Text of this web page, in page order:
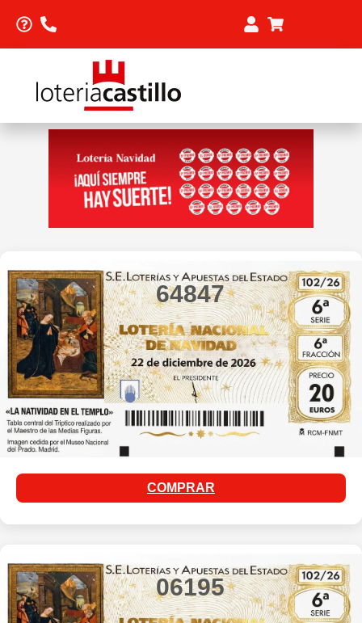
64847
COMPRAR
06195